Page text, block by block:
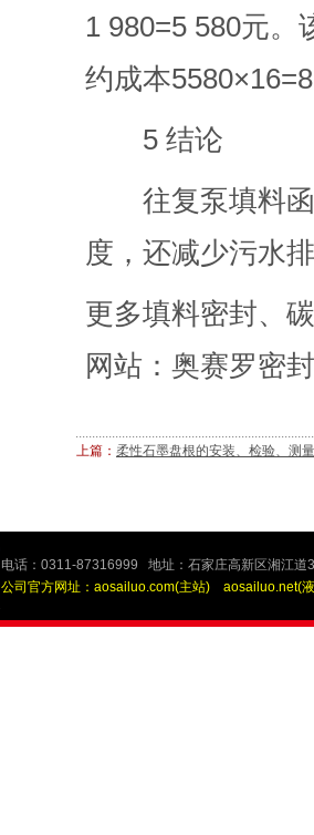
1 980=5 580元
约成本
5 结论
往复泵填料函
度，还减少污水
更多填料密封、
网站：奥赛罗密
上篇： 柔性石墨盘根的安装、检验、测
电话：0311-87316999 地址：石家庄高新区湘江道
公司官方网址： aosailuo.com(主站) aosailuo.net(